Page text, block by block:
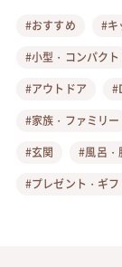
#おすすめ #キ
#小型・コンパクト
#アウトドア
#家族・ファミリー
#玄関
#風呂・
#プレゼント・ギフ